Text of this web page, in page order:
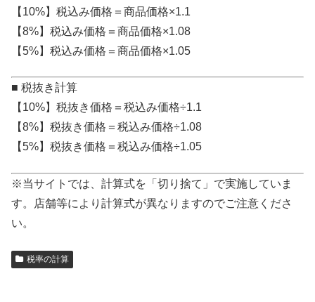
【10%】税込み価格＝商品価格×1.1
【8%】税込み価格＝商品価格×1.08
【5%】税込み価格＝商品価格×1.05
■ 税抜き計算
【10%】税抜き価格＝税込み価格÷1.1
【8%】税抜き価格＝税込み価格÷1.08
【5%】税抜き価格＝税込み価格÷1.05
※当サイトでは、計算式を「切り捨て」で実施していま
す。店舗等により計算式が異なりますのでご注意くださ
い。
税率の計算